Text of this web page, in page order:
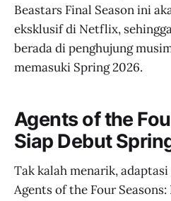
Beastars Final Season ini
eksklusif di Netflix,
berada di penghujung
memasuki Spring 2026.
Agents of the
Siap Debut
Tak kalah menarik,
Agents of the Four